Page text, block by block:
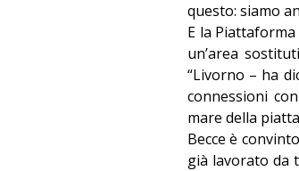
questo: siamo
E la
un’area
“Livorno – ha
connessioni
mare della
Becce è
già lavorato da